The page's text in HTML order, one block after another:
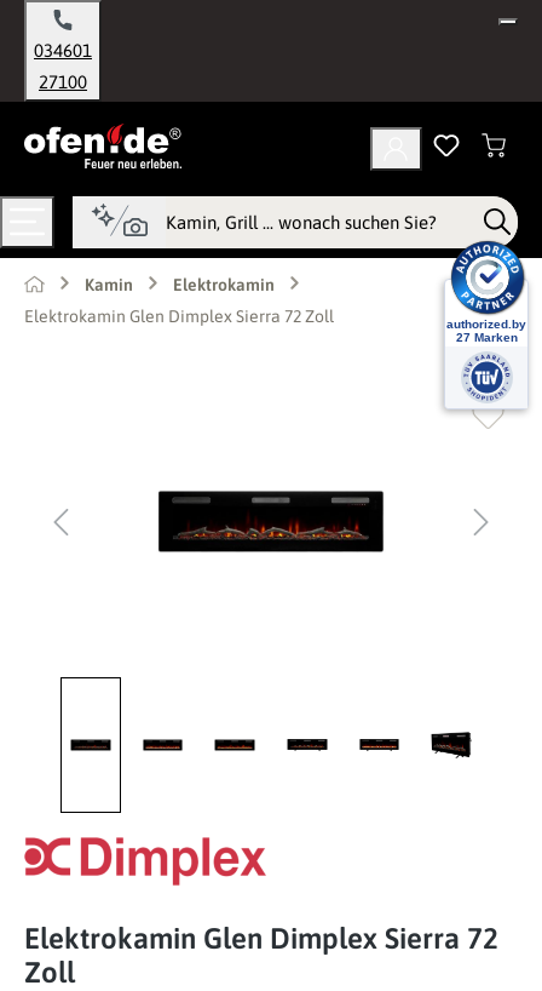
springen
034601
27100
Kamin
Elektrokamin
Elektrokamin Glen Dimplex Sierra 72 Zoll
Elektrokamin Glen Dimplex Sierra 72
Zoll